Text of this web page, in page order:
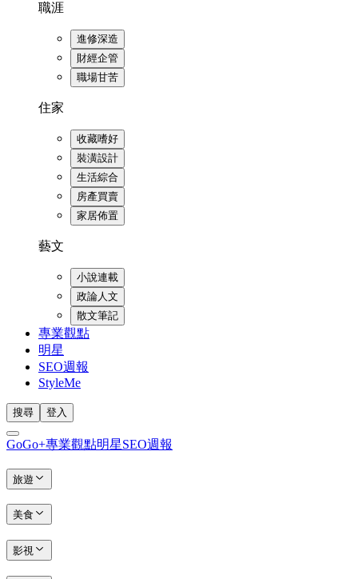
職涯
進修深造
財經企管
職場甘苦
住家
收藏嗜好
裝潢設計
生活綜合
房產買賣
家居佈置
藝文
小說連載
政論人文
散文筆記
專業觀點
明星
SEO週報
StyleMe
搜尋 登入
GoGo+專業觀點明星SEO週報
旅遊
美食
影視